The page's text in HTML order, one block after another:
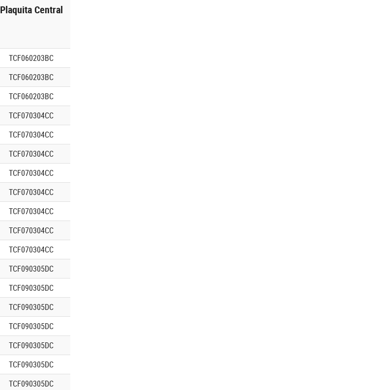
Plaquita Central
TCF060203BC
TCF060203BC
TCF060203BC
TCF070304CC
TCF070304CC
TCF070304CC
TCF070304CC
TCF070304CC
TCF070304CC
TCF070304CC
TCF070304CC
TCF090305DC
TCF090305DC
TCF090305DC
TCF090305DC
TCF090305DC
TCF090305DC
TCF090305DC